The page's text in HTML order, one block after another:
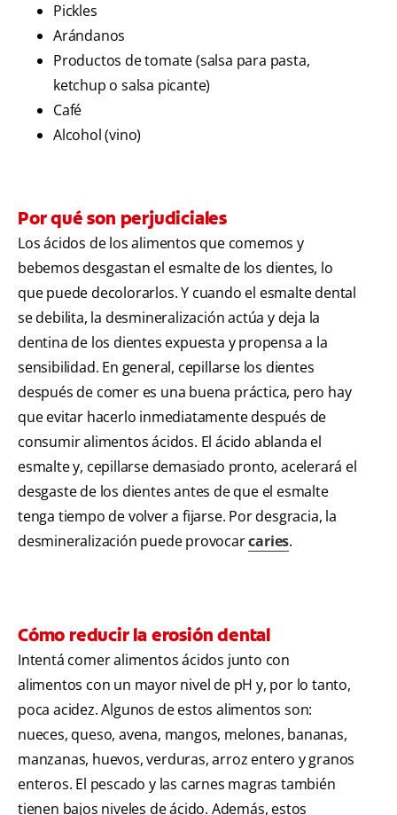
Pickles
Arándanos
Productos de tomate (salsa para pasta,
ketchup o salsa picante)
Café
Alcohol (vino)
Por qué son perjudiciales
Los ácidos de los alimentos que comemos y
bebemos desgastan el esmalte de los dientes, lo
que puede decolorarlos. Y cuando el esmalte dental
se debilita, la desmineralización actúa y deja la
dentina de los dientes expuesta y propensa a la
sensibilidad. En general, cepillarse los dientes
después de comer es una buena práctica, pero hay
que evitar hacerlo inmediatamente después de
consumir alimentos ácidos. El ácido ablanda el
esmalte y, cepillarse demasiado pronto, acelerará el
desgaste de los dientes antes de que el esmalte
tenga tiempo de volver a fijarse. Por desgracia, la
desmineralización puede provocarcaries.
Cómo reducir la erosión dental
Intentá comer alimentos ácidos junto con
alimentos con un mayor nivel de pH y, por lo tanto,
poca acidez. Algunos de estos alimentos son:
nueces, queso, avena, mangos, melones, bananas,
manzanas, huevos, verduras, arroz entero y granos
enteros. El pescado y las carnes magras también
tienen bajos niveles de ácido. Además, estos